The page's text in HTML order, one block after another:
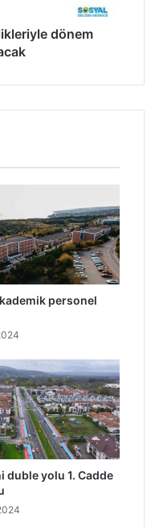
dönem
personel
duble yolu 1. Cadde